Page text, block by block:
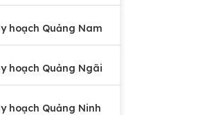
hoạch Quảng Nam
hoạch Quảng Ngãi
hoạch Quảng Ninh